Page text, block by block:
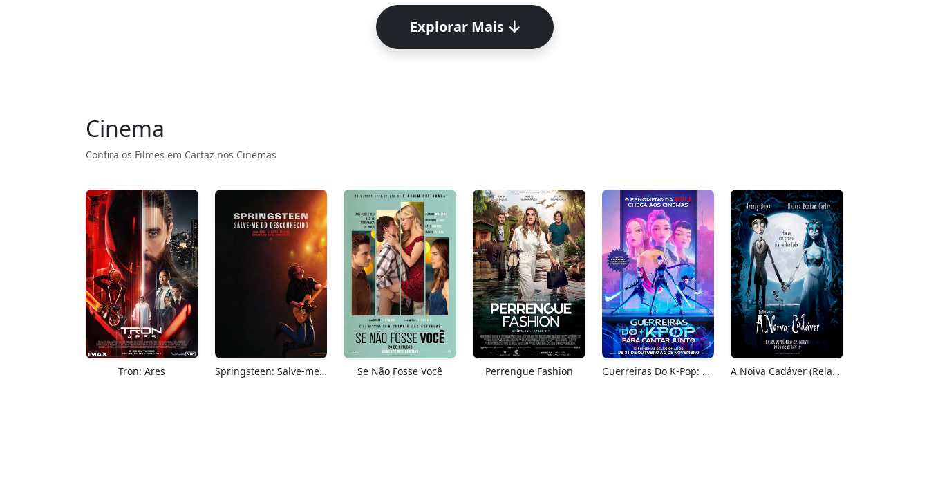
Explorar Mais
Cinema
Confira os Filmes em Cartaz nos Cinemas
Tron: Ares Springsteen: Salve-me Do Desconhecido Se Não Fosse Você Perrengue Fashion Guerreiras Do K-Pop: Para Cantar Junto A Noiva Cadáver (Relançamento)